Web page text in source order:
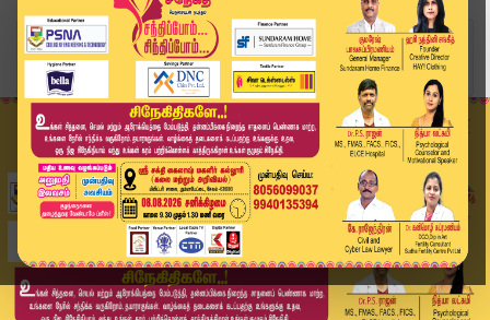
Home
அரசியல்
பட்டியலின மக்கள் மீதான வன்முறை: திமுக ஆட்சியில்...